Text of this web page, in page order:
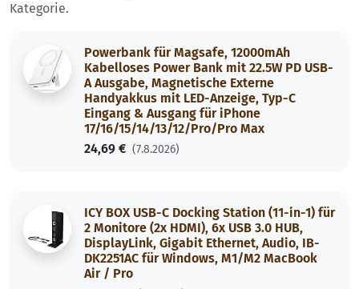
Kategorie.
Powerbank für Magsafe, 12000mAh
Kabelloses Power Bank mit 22.5W PD USB-
A Ausgabe, Magnetische Externe
Handyakkus mit LED-Anzeige, Typ-C
Eingang & Ausgang für iPhone
17/16/15/14/13/12/Pro/Pro Max
24,69 € (7.8.2026)
ICY BOX USB-C Docking Station (11-in-1) für
2 Monitore (2x HDMI), 6x USB 3.0 HUB,
DisplayLink, Gigabit Ethernet, Audio, IB-
DK2251AC für Windows, M1/M2 MacBook
Air / Pro